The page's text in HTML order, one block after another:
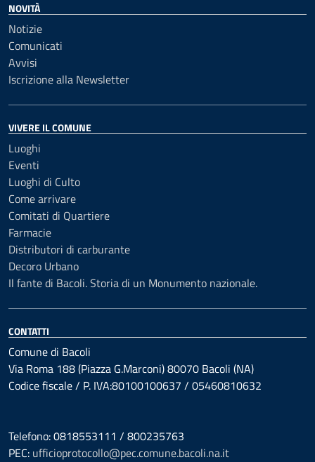
NOVITÀ
Notizie
Comunicati
Avvisi
Iscrizione alla Newsletter
VIVERE IL COMUNE
Luoghi
Eventi
Luoghi di Culto
Come arrivare
Comitati di Quartiere
Farmacie
Distributori di carburante
Decoro Urbano
Il fante di Bacoli. Storia di un Monumento nazionale.
CONTATTI
Comune di Bacoli
Via Roma 188 (Piazza G.Marconi) 80070 Bacoli (NA)
Codice fiscale / P. IVA:80100100637 / 05460810632
Telefono: 0818553111 / 800235763
PEC: ufficioprotocollo@pec.comune.bacoli.na.it